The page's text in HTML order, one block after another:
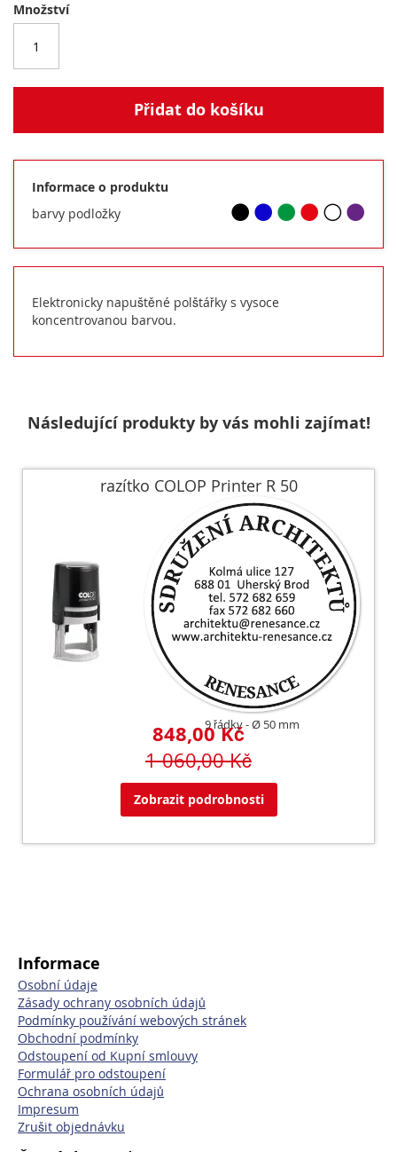
Množství
Přidat do košíku
Informace o produktu
barvy podložky
Elektronicky napuštěné polštářky s vysoce
koncentrovanou barvou.
Následující produkty by vás mohli zajímat!
razítko COLOP Printer R 50
9 řádky Ø 50 mm
848,00 Kč
1 060,00 Kč
Zobrazit podrobnosti
Informace
Osobní údaje
Zásady ochrany osobních údajů
Podmínky používání webových stránek
Obchodní podmínky
Odstoupení od Kupní smlouvy
Formulář pro odstoupení
Ochrana osobních údajů
Impresum
Zrušit objednávku